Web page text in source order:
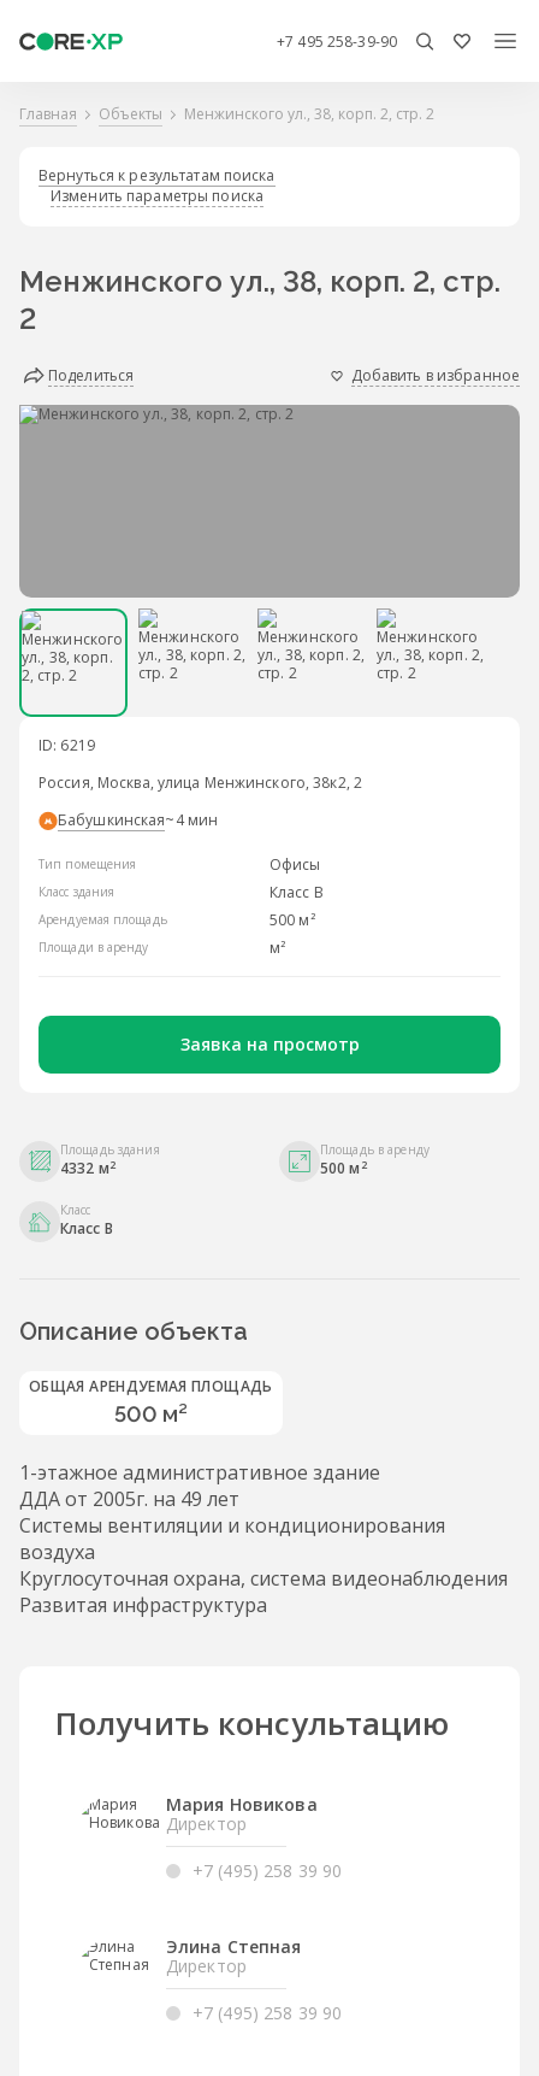
+7 495 258-39-90
Главная Объекты Менжинского ул., 38, корп. 2, стр. 2
Вернуться к результатам поиска
Изменить параметры поиска
Менжинского ул., 38, корп. 2, стр.
2
Поделиться Добавить в избранное
ID: 6219
Россия, Москва, улица Менжинского, 38к2, 2
Бабушкинская~4 мин
Тип помещения Офисы
Класс здания Класс B
Арендуемая площадь 500 м²
Площади в аренду м²
Заявка на просмотр
Площадь здания
4332 м2
Площадь в аренду
500 м 2
Класс
Класс B
Описание объекта
ОБЩАЯ АРЕНДУЕМАЯ ПЛОЩАДЬ
500 м²
1-этажное административное здание
ДДА от 2005г. на 49 лет
Системы вентиляции и кондиционирования
воздуха
Круглосуточная охрана, система видеонаблюдения
Развитая инфраструктура
Получить консультацию
Мария Новикова
Директор
+7 (495) 258 39 90
Элина Степная
Директор
+7 (495) 258 39 90